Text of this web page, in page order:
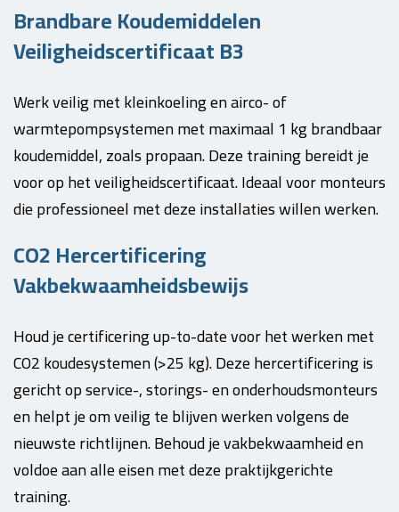
Brandbare Koudemiddelen
Veiligheidscertificaat B3
Werk veilig met kleinkoeling en airco- of
warmtepompsystemen met maximaal 1 kg brandbaar
koudemiddel, zoals propaan. Deze training bereidt je
voor op het veiligheidscertificaat. Ideaal voor monteurs
die professioneel met deze installaties willen werken.
CO2 Hercertificering
Vakbekwaamheidsbewijs
Houd je certificering up-to-date voor het werken met
CO2 koudesystemen (>25 kg). Deze hercertificering is
gericht op service-, storings- en onderhoudsmonteurs
en helpt je om veilig te blijven werken volgens de
nieuwste richtlijnen. Behoud je vakbekwaamheid en
voldoe aan alle eisen met deze praktijkgerichte
training.